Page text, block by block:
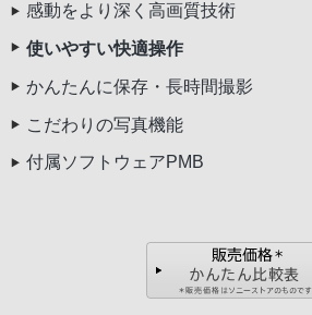
⇒詳しくはこちら
感動をより深く高画質技術
使いやすい快適操作
かんたんに保存・長時間撮影
こだわりの写真機能
付属ソフトウェアPMB